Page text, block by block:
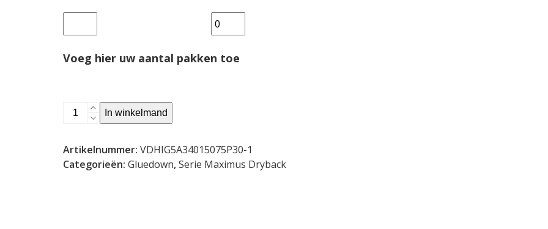
Voeg hier uw aantal pakken toe
HIGHLAND
Chocolate
XL
In winkelmand
Artikelnummer:VDHIG5A34015075P30-1
Categorieën:Gluedown,Serie Maximus Dryback